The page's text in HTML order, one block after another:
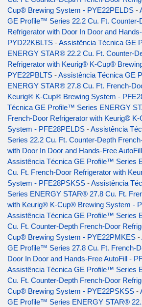
Cup® Brewing System - PYE22PELDS -
GE Profile™ Series 22.2 Cu. Ft. Counter-
Refrigerator with Door In Door and
PYD22KBLTS -Assistência Técnica GE
ENERGY STAR® 22.2 Cu. Ft. Counter-
Refrigerator with Keurig® K-Cup®
PYE22PBLTS -Assistência Técnica GE
ENERGY STAR® 27.8 Cu. Ft. French-
Keurig® K-Cup® Brewing System -
Técnica GE Profile™ Series ENERGY
French-Door Refrigerator with Keurig®
System - PFE28PELDS -Assistência
Series 22.2 Cu. Ft. Counter-Depth
with Door In Door and Hands-Free
Assistência Técnica GE Profile™ Series
Cu. Ft. French-Door Refrigerator with
System - PFE28PSKSS -Assistência
Series ENERGY STAR® 27.8 Cu. Ft.
with Keurig® K-Cup® Brewing System -
Assistência Técnica GE Profile™ Series
Cu. Ft. Counter-Depth French-Door
Cup® Brewing System - PYE22PMKES -
GE Profile™ Series 27.8 Cu. Ft. French-
Door In Door and Hands-Free AutoFill -
Assistência Técnica GE Profile™ Series
Cu. Ft. Counter-Depth French-Door
Cup® Brewing System - PYE22PSKSS -
GE Profile™ Series ENERGY STAR®